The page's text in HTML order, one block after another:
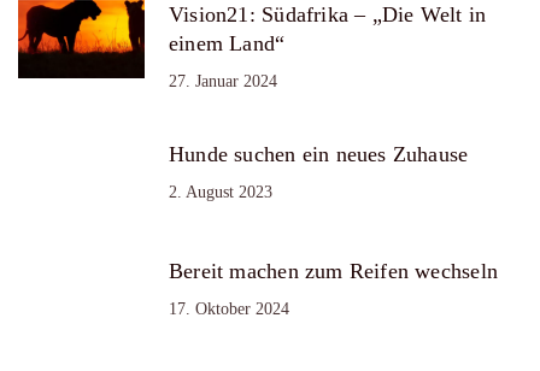
Vision21: Südafrika – „Die Welt in
einem Land“
27. Januar 2024
Hunde suchen ein neues Zuhause
2. August 2023
Bereit machen zum Reifen wechseln
17. Oktober 2024